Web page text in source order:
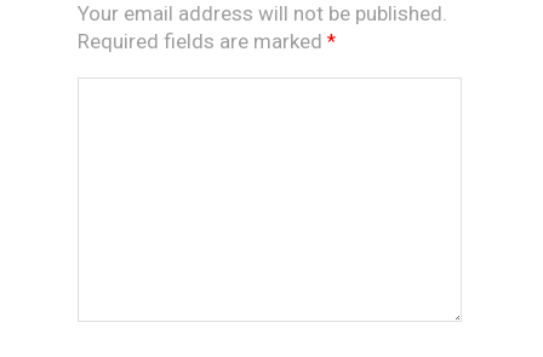
Your email address will not be published.
Required fields are marked *